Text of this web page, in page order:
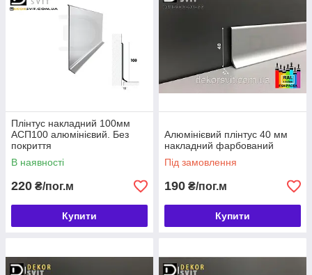
Плінтус накладний 100мм
АСП100 алюмінієвий. Без
покриття
В наявності
220 ₴/пог.м
Купити
Алюмінієвий плінтус 40 мм
накладний фарбований
Під замовлення
190 ₴/пог.м
Купити